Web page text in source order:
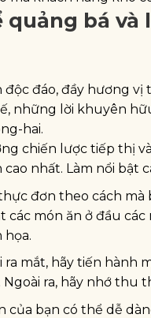
quảng bá
độc đáo, đầy hương
những lời khuyên
hai.
chiến lược tiếp thị
cao nhất. Làm nổi
đơn theo cách
các món ăn ở đầu
họa.
ra mắt, hãy tiến hành
ra, hãy nhớ thu
của bạn có thể dễ